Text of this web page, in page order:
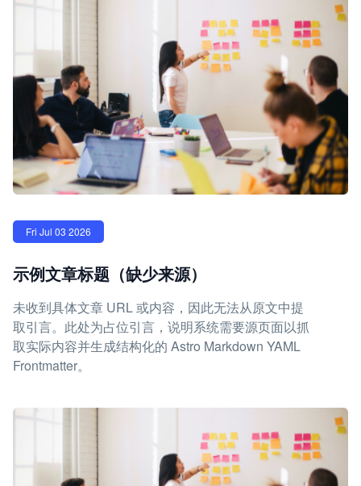
Fri Jul 03 2026
示例文章标题（缺少来源）
未收到具体文章 URL 或内容，因此无法从原文中提
取引言。此处为占位引言，说明系统需要源页面以抓
取实际内容并生成结构化的 Astro Markdown YAML
Frontmatter。